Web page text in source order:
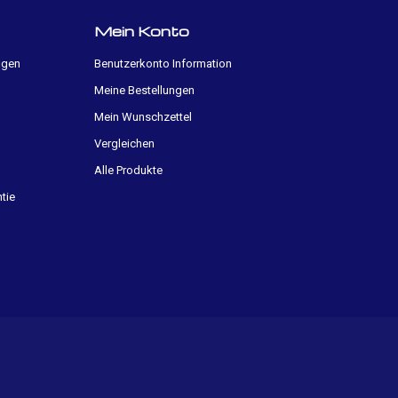
Mein Konto
Benutzerkonto Information
Meine Bestellungen
Mein Wunschzettel
Vergleichen
Alle Produkte